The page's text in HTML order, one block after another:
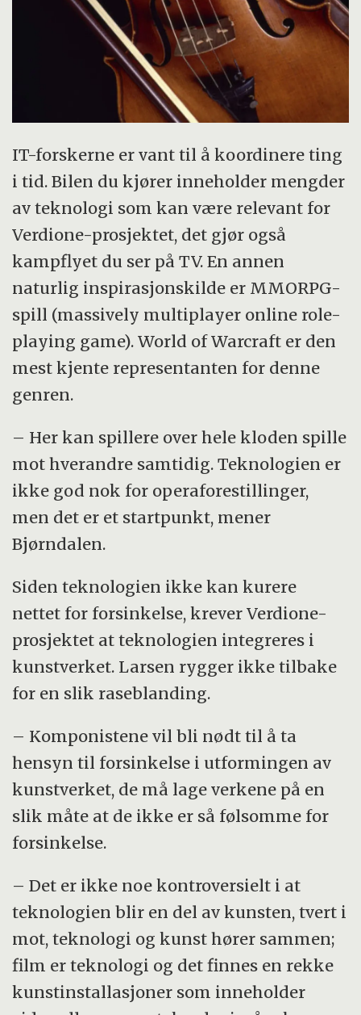
IT-forskerne er vant til å koordinere ting
i tid. Bilen du kjører inneholder mengder
av teknologi som kan være relevant for
Verdione-prosjektet, det gjør også
kampflyet du ser på TV. En annen
naturlig inspirasjonskilde er MMORPG-
spill (massively multiplayer online role-
playing game). World of Warcraft er den
mest kjente representanten for denne
genren.
– Her kan spillere over hele kloden spille
mot hverandre samtidig. Teknologien er
ikke god nok for operaforestillinger,
men det er et startpunkt, mener
Bjørndalen.
Siden teknologien ikke kan kurere
nettet for forsinkelse, krever Verdione-
prosjektet at teknologien integreres i
kunstverket. Larsen rygger ikke tilbake
for en slik raseblanding.
– Komponistene vil bli nødt til å ta
hensyn til forsinkelse i utformingen av
kunstverket, de må lage verkene på en
slik måte at de ikke er så følsomme for
forsinkelse.
– Det er ikke noe kontroversielt i at
teknologien blir en del av kunsten, tvert i
mot, teknologi og kunst hører sammen;
film er teknologi og det finnes en rekke
kunstinstallasjoner som inneholder